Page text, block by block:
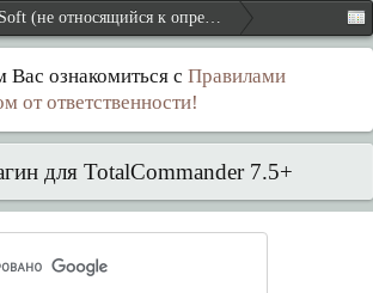
Soft (не относящийся к определенной игре)
ознакомиться с Правилами
от ответственности!
для TotalCommander 7.5+